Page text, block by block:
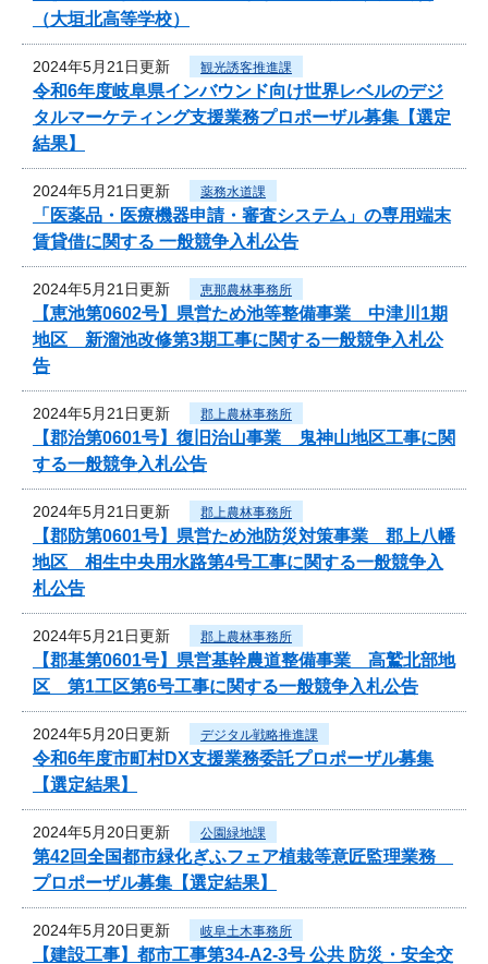
（大垣北高等学校）
2024年5月21日更新 観光誘客推進課
令和6年度岐阜県インバウンド向け世界レベルのデジ
タルマーケティング支援業務プロポーザル募集【選定
結果】
2024年5月21日更新 薬務水道課
「医薬品・医療機器申請・審査システム」の専用端末
賃貸借に関する 一般競争入札公告
2024年5月21日更新 恵那農林事務所
【恵池第0602号】県営ため池等整備事業 中津川1期
地区 新溜池改修第3期工事に関する一般競争入札公
告
2024年5月21日更新 郡上農林事務所
【郡治第0601号】復旧治山事業 鬼神山地区工事に関
する一般競争入札公告
2024年5月21日更新 郡上農林事務所
【郡防第0601号】県営ため池防災対策事業 郡上八幡
地区 相生中央用水路第4号工事に関する一般競争入
札公告
2024年5月21日更新 郡上農林事務所
【郡基第0601号】県営基幹農道整備事業 高鷲北部地
区 第1工区第6号工事に関する一般競争入札公告
2024年5月20日更新 デジタル戦略推進課
令和6年度市町村DX支援業務委託プロポーザル募集
【選定結果】
2024年5月20日更新 公園緑地課
第42回全国都市緑化ぎふフェア植栽等意匠監理業務
プロポーザル募集【選定結果】
2024年5月20日更新 岐阜土木事務所
【建設工事】都市工事第34-A2-3号 公共 防災・安全交